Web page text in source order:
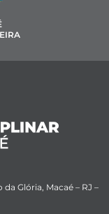
Glória, Macaé – RJ –